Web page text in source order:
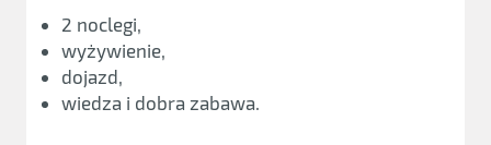
2 noclegi,
wyżywienie,
dojazd,
wiedza i dobra zabawa.